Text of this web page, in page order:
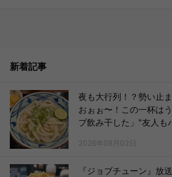
新着記事
夜も大行列！？勢い止
おぉぉ〜！この一杯は
プ飲み干した」"友人も
2026年08月02日
『ジョブチューン』放